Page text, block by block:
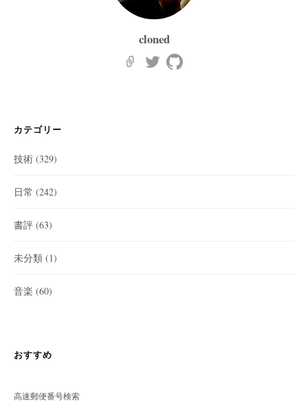
cloned
カテゴリー
技術 (329)
日常 (242)
書評 (63)
未分類 (1)
音楽 (60)
おすすめ
高速郵便番号検索